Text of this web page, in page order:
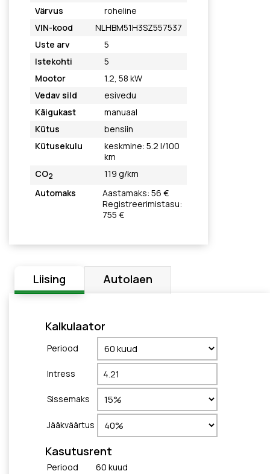
Värvus
roheline
VIN-kood
NLHBM51H3SZ557537
Uste arv
5
Istekohti
5
Mootor
1.2, 58 kW
Vedav sild
esivedu
Käigukast
manuaal
Kütus
bensiin
Kütusekulu
keskmine: 5.2 l/100
km
CO2
119 g/km
Automaks
Aastamaks: 56 €
Registreerimistasu:
755 €
Liising Autolaen
Kalkulaator
Periood
Intress
Sissemaks
Jääkväärtus
Kasutusrent
Periood 60 kuud